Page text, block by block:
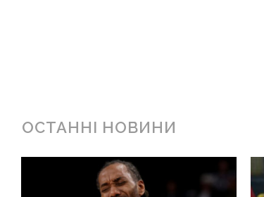
ОСТАННІ НОВИНИ